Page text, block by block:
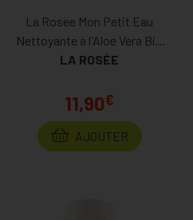
La Rosee Mon Petit Eau
Nettoyante à l'Aloe Vera Bio
400ml
LA ROSÉE
11,90€
AJOUTER